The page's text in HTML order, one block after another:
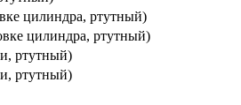
цилиндра, ртутный)
цилиндра, ртутный)
ртутный)
ртутный)